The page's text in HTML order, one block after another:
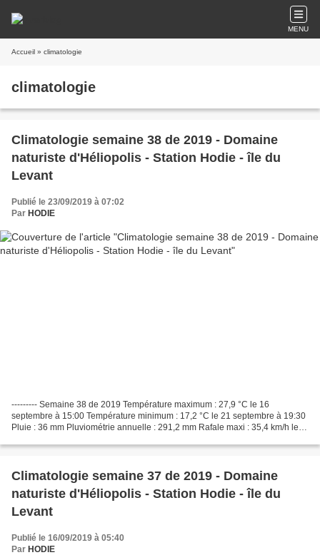
MENU
Accueil » climatologie
climatologie
Climatologie semaine 38 de 2019 - Domaine
naturiste d'Héliopolis - Station Hodie - île du
Levant
Publié le 23/09/2019 à 07:02
Par HODIE
--------- Semaine 38 de 2019 Température maximum : 27,9 °C le 16
septembre à 15:00 Température minimum : 17,2 °C le 21 septembre à 19:30
Pluie : 36 mm Pluviométrie annuelle : 291,2 mm Rafale maxi : 35,4 km/h le
Climatologie semaine 37 de 2019 - Domaine
naturiste d'Héliopolis - Station Hodie - île du
Levant
Publié le 16/09/2019 à 05:40
Par HODIE